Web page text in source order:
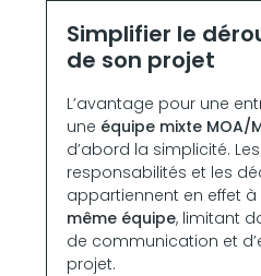
Simplifier le
de son projet
L’avantage pour une
une équipe mixte MOA/
d’abord la simplicité. Les
responsabilités et les
appartiennent en effet à
même équipe, limitant
de communication et
projet.